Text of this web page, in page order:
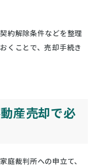
約解除条件などを整理
くことで、売却手続き
産売却で必
庭裁判所への申立て、